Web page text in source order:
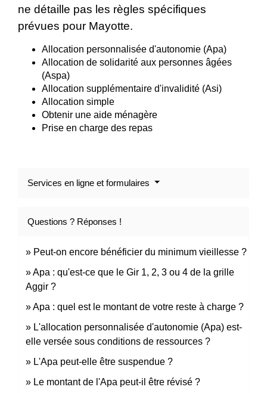
ne détaille pas les règles spécifiques
prévues pour Mayotte.
Allocation personnalisée d'autonomie (Apa)
Allocation de solidarité aux personnes âgées
(Aspa)
Allocation supplémentaire d'invalidité (Asi)
Allocation simple
Obtenir une aide ménagère
Prise en charge des repas
Services en ligne et formulaires
Questions ? Réponses !
Peut-on encore bénéficier du minimum vieillesse ?
Apa : qu'est-ce que le Gir 1, 2, 3 ou 4 de la grille
Aggir ?
Apa : quel est le montant de votre reste à charge ?
L'allocation personnalisée d'autonomie (Apa) est-
elle versée sous conditions de ressources ?
L'Apa peut-elle être suspendue ?
Le montant de l'Apa peut-il être révisé ?